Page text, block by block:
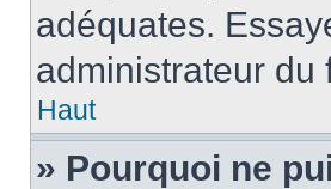
adéquates.
administrateur du
Haut
» Pourquoi ne